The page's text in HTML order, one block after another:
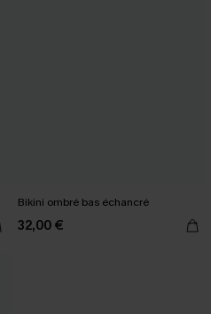
Bikini ombré bas échancré
32,00 €